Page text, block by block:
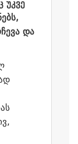
უკვე
და